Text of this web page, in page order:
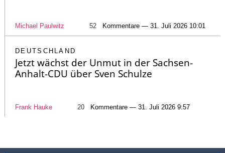
Michael Paulwitz 52 Kommentare — 31. Juli 2026 10:01
DEUTSCHLAND
Jetzt wächst der Unmut in der Sachsen-
Anhalt-CDU über Sven Schulze
Frank Hauke 20 Kommentare — 31. Juli 2026 9:57